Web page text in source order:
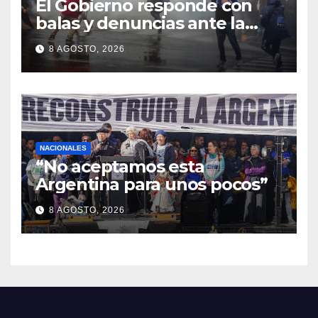
El Gobierno responde con
balas y denuncias ante la
protesta
8 AGOSTO, 2026
NACIONALES
“No aceptamos esta
Argentina para unos pocos”
8 AGOSTO, 2026